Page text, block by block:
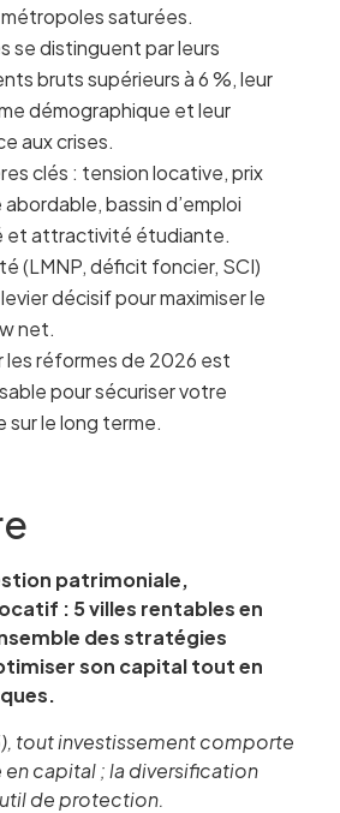
saturées.
se distinguent par leurs
bruts supérieurs à 6 %, leur
démographique et leur
aux crises.
clés : tension locative, prix
bassin d’emploi
et attractivité étudiante.
(LMNP, déficit foncier, SCI)
décisif pour maximiser le
net.
les réformes de 2026 est
pour sécuriser votre
sur le long terme.
patrimoniale,
: 5 villes rentables en
des stratégies
son capital tout en
tout investissement comporte
en capital ; la diversification
de protection.